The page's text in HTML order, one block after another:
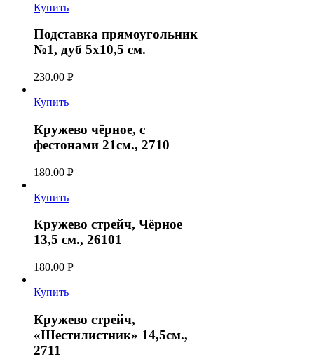
Купить
Подставка прямоугольник
№1, дуб 5х10,5 см.
230.00 Р
Купить
Кружево чёрное, с
фестонами 21см., 2710
180.00 Р
Купить
Кружево стрейч, Чёрное
13,5 см., 26101
180.00 Р
Купить
Кружево стрейч,
«Шестилистник» 14,5см.,
2711